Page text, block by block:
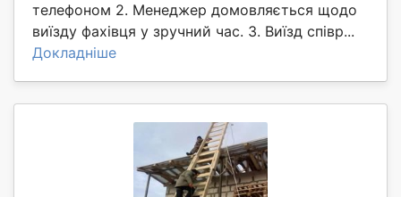
телефоном 2. Менеджер домовляється щодо
виїзду фахівця у зручний час. 3. Виїзд співр...
Докладніше